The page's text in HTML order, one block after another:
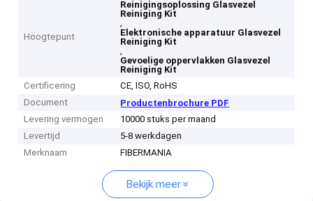
Hoogtepunt
Reinigingsoplossing Glasvezel
Reiniging Kit
,
Elektronische apparatuur Glasvezel
Reiniging Kit
,
Gevoelige oppervlakken Glasvezel
Reiniging Kit
Certificering
CE, ISO, RoHS
Document
Productenbrochure PDF
Levering vermogen
10000 stuks per maand
Levertijd
5-8 werkdagen
Merknaam
FIBERMANIA
Bekijk meer